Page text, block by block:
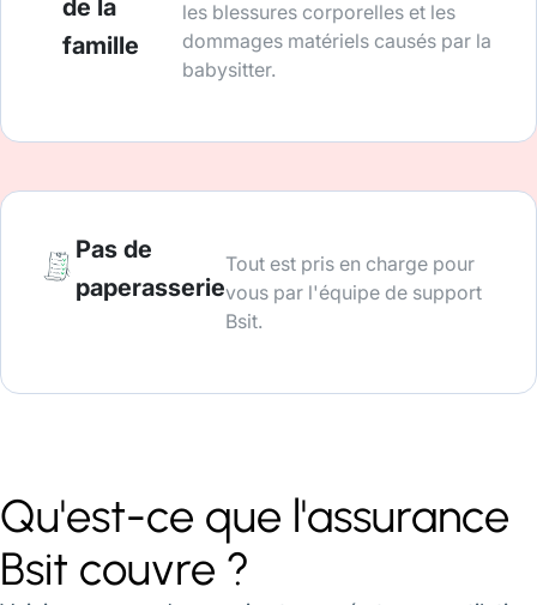
de la
famille
les blessures corporelles et les
dommages matériels causés par la
babysitter.
Pas de
paperasserie
Tout est pris en charge pour
vous par l'équipe de support
Bsit.
Qu'est-ce que l'assurance
Bsit couvre ?